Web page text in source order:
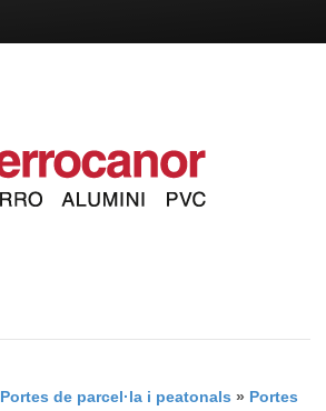
Portes de parcel·la i peatonals » Portes